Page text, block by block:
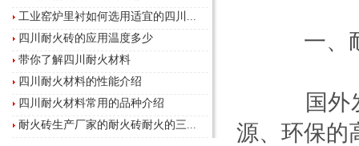
工业窑炉里衬如何选用适宜的四川...
四川耐火砖的应用温度多少
带你了解四川耐火材料
四川耐火材料的性能介绍
四川耐火材料常用的品种介绍
耐火砖生产厂家的耐火砖耐火的三...
一、耐
国外发
源、环保的